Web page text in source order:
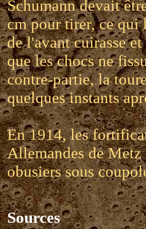
Schumann devait
cm pour tirer, ce qui
de l'avant cuirasse
que les chocs ne
contre-partie, la
quelques instants
En 1914, les
Allemandes de Metz
obusiers sous
Sources